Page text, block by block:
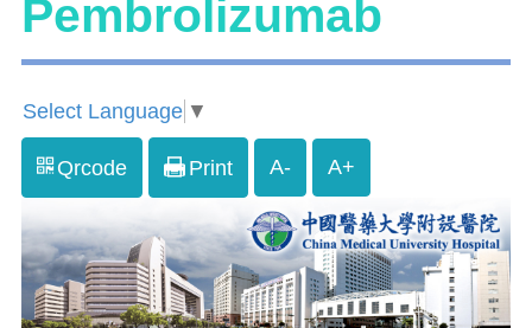
Pembrolizumab
Select Language ▼
Qrcode Print A- A+